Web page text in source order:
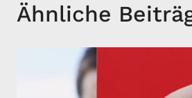
Ähnliche